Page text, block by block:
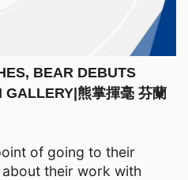
BEAR DEBUTS
GALLERY|熊掌揮毫 芬蘭
of going to their
their work with